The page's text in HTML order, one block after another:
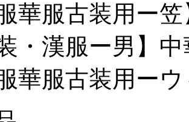
服華服古装用ー
・漢服ー男】
服華服古装用ー